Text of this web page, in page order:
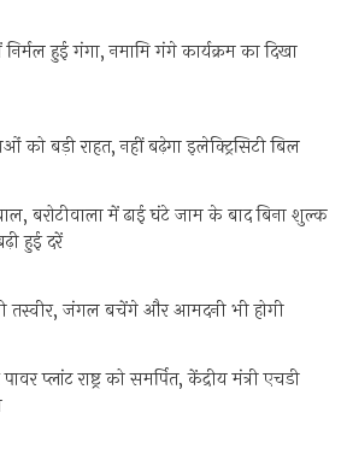
हुई गंगा, नमामि गंगे कार्यक्रम का दिखा
को बड़ी राहत, नहीं बढ़ेगा इलेक्ट्रिसिटी बिल
बरोटीवाला में ढाई घंटे जाम के बाद बिना शुल्क
हुई दरें
तस्वीर, जंगल बचेंगे और आमदनी भी होगी
प्लांट राष्ट्र को समर्पित, केंद्रीय मंत्री एचडी